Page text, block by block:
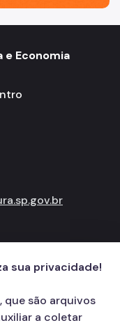
e Economia
sua privacidade!
que são arquivos
a coletar